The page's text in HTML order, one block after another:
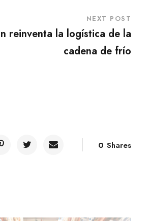
NEXT POST
reinventa la logística de la
cadena de frío
0 Shares